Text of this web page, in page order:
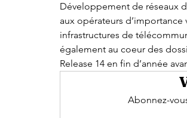
Développement de réseaux
aux opérateurs
infrastructures de
également au coeur des
Release 14 en fin d’année
Abonnez-